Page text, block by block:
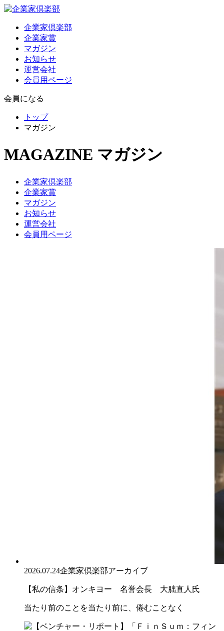
企業家倶楽部
企業家賞
マガジン
お知らせ
運営会社
会員用ページ
会員になる
トップ
マガジン
MAGAZINE マガジン
企業家倶楽部
企業家賞
マガジン
お知らせ
運営会社
会員用ページ
2026.07.24企業家倶楽部アーカイブ
【私の信条】オンキヨー 名誉会長 大朏直人氏
当たり前のことを当たり前に、倦むことなく